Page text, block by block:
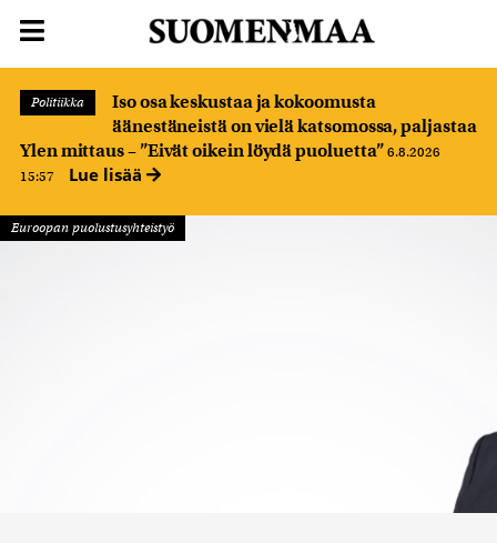
Politiikka
Iso osa keskustaa ja kokoomusta
äänestäneistä on vielä katsomossa, paljastaa
Ylen mittaus – ”Eivät oikein löydä puoluetta” 6.8.2026
15:57
Lue lisää
Euroopan puolustusyhteistyö